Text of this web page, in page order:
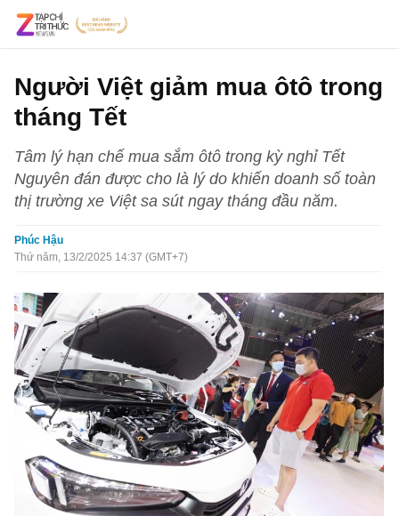
Người Việt giảm mua ôtô trong
tháng Tết
Tâm lý hạn chế mua sắm ôtô trong kỳ nghỉ Tết
Nguyên đán được cho là lý do khiến doanh số toàn
thị trường xe Việt sa sút ngay tháng đầu năm.
Phúc Hậu
Thứ năm, 13/2/2025 14:37 (GMT+7)